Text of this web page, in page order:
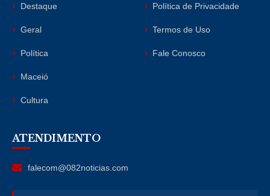
Destaque
Geral
Política
Maceió
Cultura
Política de Privacidade
Termos de Uso
Fale Conosco
ATENDIMENTO
falecom@082noticias.com